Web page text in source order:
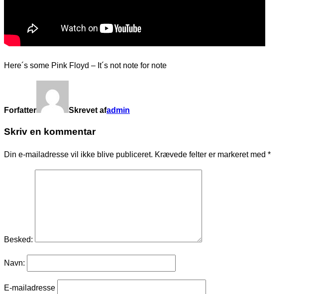
Here´s some Pink Floyd – It´s not note for note
Forfatter Skrevet afadmin
Skriv en kommentar
Din e-mailadresse vil ikke blive publiceret. Krævede felter er markeret med *
Besked:
Navn:
E-mailadresse